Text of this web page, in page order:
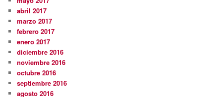
abril 2017
marzo 2017
febrero 2017
enero 2017
diciembre 2016
noviembre 2016
octubre 2016
septiembre 2016
agosto 2016